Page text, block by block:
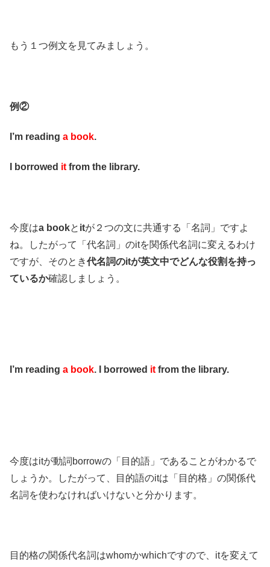
もう１つ例文を見てみましょう。
例②
I’m reading a book.
I borrowed itfrom the library.
今度はa bookと itが２つの文に共通する「名詞」ですよ
ね。したがって「代名詞」のitを関係代名詞に変えるわけ
ですが、そのとき代名詞のitが英文中でどんな役割を持っ
ているか確認しましょう。
I’m reading a book. I borrowed itfrom the library.
今度はitが動詞borrowの「目的語」であることがわかるで
しょうか。したがって、目的語のitは「目的格」の関係代
名詞を使わなければいけないと分かります。
目的格の関係代名詞はwhomかwhichですので、itを変えて